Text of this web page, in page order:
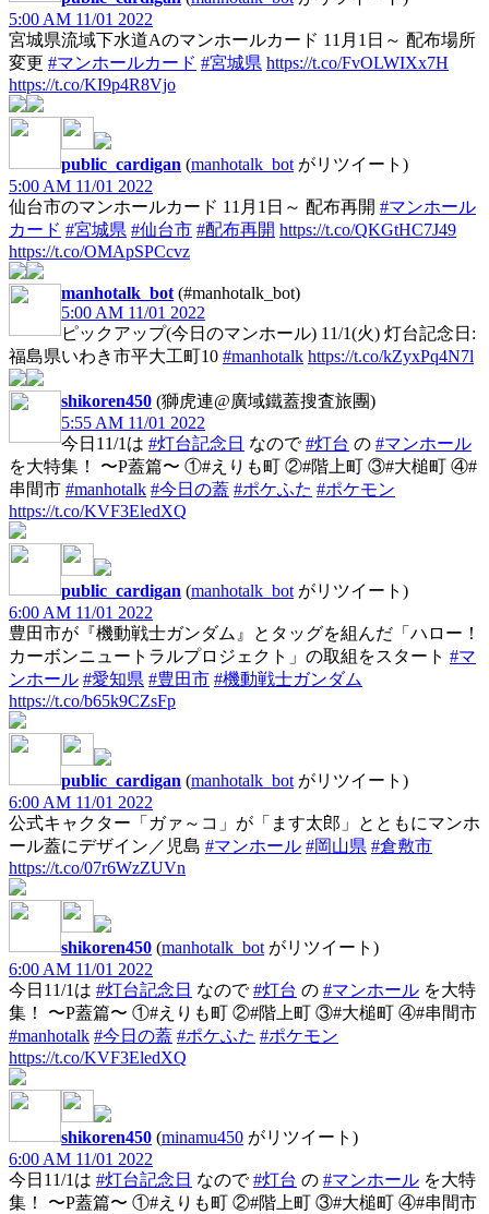
5:00 AM 11/01 2022
宮城県流域下水道Aのマンホールカード 11月1日～ 配布場所
変更 #マンホールカード #宮城県 https://t.co/FvOLWIXx7H
https://t.co/KI9p4R8Vjo
public_cardigan (manhotalk_bot がリツイート)
5:00 AM 11/01 2022
仙台市のマンホールカード 11月1日～ 配布再開 #マンホール
カード #宮城県 #仙台市 #配布再開 https://t.co/QKGtHC7J49
https://t.co/OMApSPCcvz
manhotalk_bot (#manhotalk_bot)
5:00 AM 11/01 2022
ピックアップ(今日のマンホール) 11/1(火) 灯台記念日:
福島県いわき市平大工町10 #manhotalk https://t.co/kZyxPq4N7l
shikoren450 (獅虎連@廣域鐵蓋搜査旅團)
5:55 AM 11/01 2022
今日11/1は #灯台記念日 なので#灯台 の #マンホール
を大特集！ 〜P蓋篇〜 ①#えりも町 ②#階上町 ③#大槌町 ④#
串間市 #manhotalk #今日の蓋 #ポケふた #ポケモン
https://t.co/KVF3EledXQ
public_cardigan (manhotalk_bot がリツイート)
6:00 AM 11/01 2022
豊田市が『機動戦士ガンダム』とタッグを組んだ「ハロー！
カーボンニュートラルプロジェクト」の取組をスタート #マ
ンホール #愛知県 #豊田市 #機動戦士ガンダム
https://t.co/b65k9CZsFp
public_cardigan (manhotalk_bot がリツイート)
6:00 AM 11/01 2022
公式キャクター「ガァ～コ」が「ます太郎」とともにマンホ
ール蓋にデザイン／児島 #マンホール #岡山県 #倉敷市
https://t.co/07r6WzZUVn
shikoren450 (manhotalk_bot がリツイート)
6:00 AM 11/01 2022
今日11/1は #灯台記念日 なので#灯台 の #マンホール を大特
集！ 〜P蓋篇〜 ①#えりも町 ②#階上町 ③#大槌町 ④#串間市
#manhotalk #今日の蓋 #ポケふた #ポケモン
https://t.co/KVF3EledXQ
shikoren450 (minamu450 がリツイート)
6:00 AM 11/01 2022
今日11/1は #灯台記念日 なので#灯台 の #マンホール を大特
集！ 〜P蓋篇〜 ①#えりも町 ②#階上町 ③#大槌町 ④#串間市